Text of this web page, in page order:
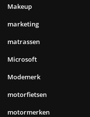
Makeup
marketing
matrassen
Microsoft
Modemerk
motorfietsen
motormerken